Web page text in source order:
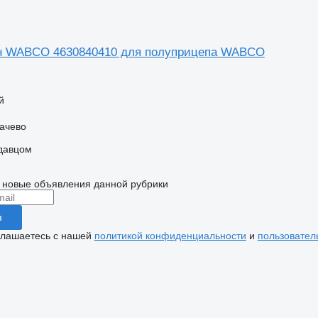
WABCO 4630840410 для полуприцепа WABCO
объявления данной рубрики
с нашей политикой конфиденциальности и